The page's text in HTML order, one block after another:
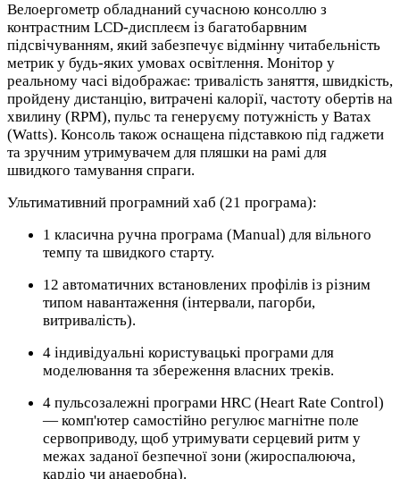
Велоергометр обладнаний сучасною консоллю з
контрастним LCD-дисплеєм із багатобарвним
підсвічуванням, який забезпечує відмінну читабельність
метрик у будь-яких умовах освітлення. Монітор у
реальному часі відображає: тривалість заняття, швидкість,
пройдену дистанцію, витрачені калорії, частоту обертів на
хвилину (RPM), пульс та генеруєму потужність у Ватах
(Watts). Консоль також оснащена підставкою під гаджети
та зручним утримувачем для пляшки на рамі для
швидкого тамування спраги.
Ультимативний програмний хаб (21 програма):
1 класична ручна програма (Manual) для вільного
темпу та швидкого старту.
12 автоматичних встановлених профілів із різним
типом навантаження (інтервали, пагорби,
витривалість).
4 індивідуальні користувацькі програми для
моделювання та збереження власних треків.
4 пульсозалежні програми HRC (Heart Rate Control)
— комп'ютер самостійно регулює магнітне поле
сервоприводу, щоб утримувати серцевий ритм у
межах заданої безпечної зони (жироспалююча,
кардіо чи анаеробна).